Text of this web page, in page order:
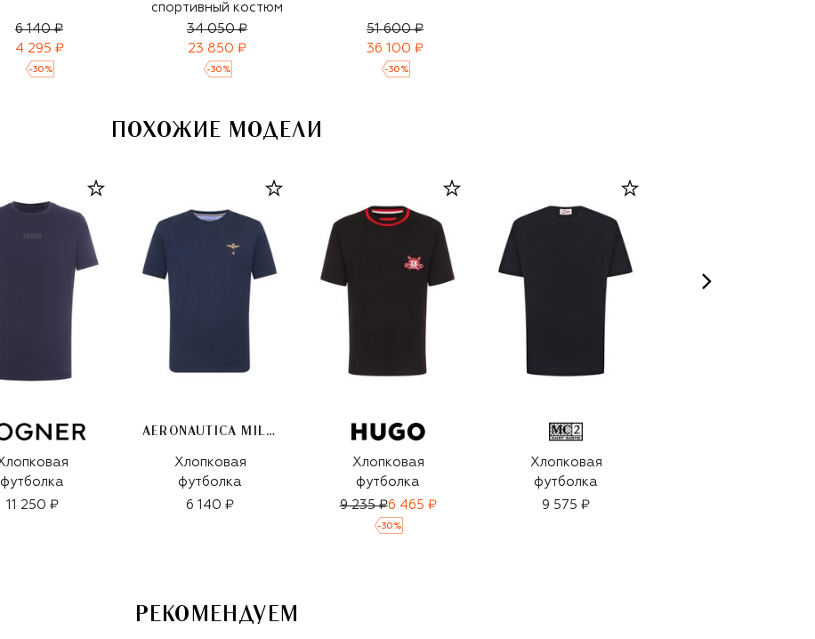
6 140 ₽
4 295 ₽
-30 %
спортивный костюм
34 050 ₽
23 850 ₽
-30 %
51 600 ₽
36 100 ₽
-30 %
ПОХОЖИЕ МОДЕЛИ
футболка
11 250 ₽
AERONAUTICA MILITARE
Хлопковая
футболка
6 140 ₽
Хлопковая
футболка
9 235 ₽6 465 ₽
-30 %
Хлопковая
футболка
9 575 ₽
РЕКОМЕНДУЕМ